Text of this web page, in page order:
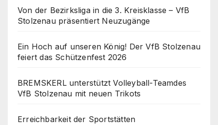
Von der Bezirksliga in die 3. Kreisklasse – VfB
Stolzenau präsentiert Neuzugänge
Ein Hoch auf unseren König! Der VfB Stolzenau
feiert das Schützenfest 2026
BREMSKERL unterstützt Volleyball-Teamdes
VfB Stolzenau mit neuen Trikots
Erreichbarkeit der Sportstätten